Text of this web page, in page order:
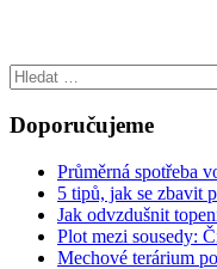
Doporučujeme
Průměrná spotřeba
5 tipů, jak se zbavit
Jak odvzdušnit
Plot mezi sousedy:
Mechové terárium